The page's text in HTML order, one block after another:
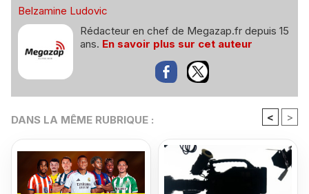
Belzamine Ludovic
Rédacteur en chef de Megazap.fr depuis 15
ans. En savoir plus sur cet auteur
DANS LA MÊME RUBRIQUE : < >